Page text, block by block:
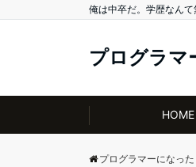
俺は中卒だ。学歴なんて
プログラマ
HOME
プログラマーになっ